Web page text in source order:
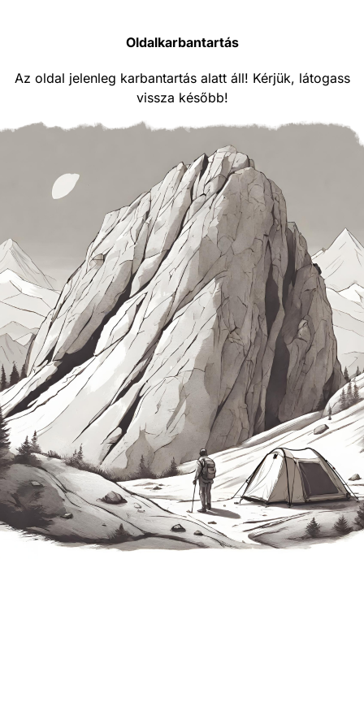
Oldalkarbantartás
Az oldal jelenleg karbantartás alatt áll! Kérjük, látogass
vissza később!